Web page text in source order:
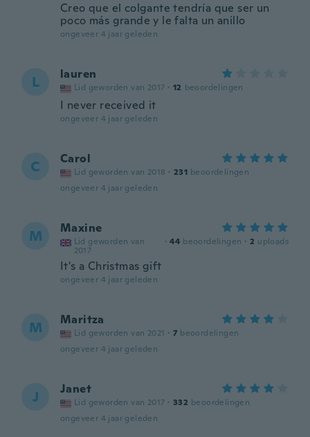
Creo que el colgante tendría que ser un
poco más grande y le falta un anillo
ongeveer 4 jaar geleden
L lauren
Lid geworden van 2017 · 12 beoordelingen
I never received it
ongeveer 4 jaar geleden
C Carol
Lid geworden van 2018 · 231 beoordelingen
ongeveer 4 jaar geleden
M Maxine
Lid geworden van
2017
· 44 beoordelingen · 2 uploads
It's a Christmas gift
ongeveer 4 jaar geleden
M Maritza
Lid geworden van 2021 · 7 beoordelingen
ongeveer 4 jaar geleden
J Janet
Lid geworden van 2017 · 332 beoordelingen
ongeveer 4 jaar geleden